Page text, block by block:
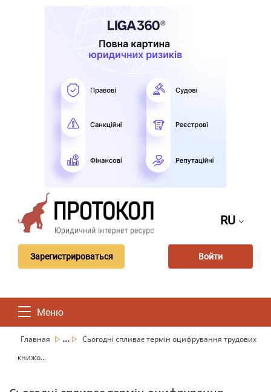
RU
Зарегистрироваться Войти
Меню
Главная ...
Сьогодні спливає термін оцифрування трудових
книжо...